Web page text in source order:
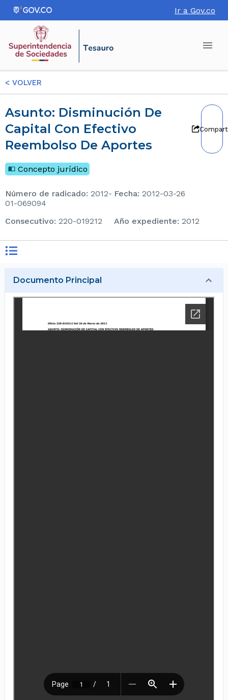
Ir a Gov.co
< VOLVER
Asunto: Disminución De
Capital Con Efectivo
Reembolso De Aportes
Concepto jurídico
Número de radicado: 2012-
01-069094
Fecha: 2012-03-26
consecutivo: 220-019212 Año expediente: 2012
Documento Principal